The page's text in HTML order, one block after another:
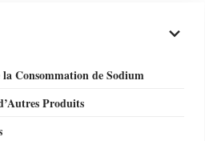
Consommation de Sodium
Produits